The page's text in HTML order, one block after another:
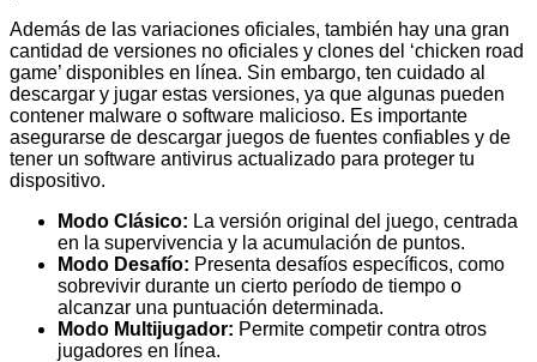
Además de las variaciones oficiales, también hay una gran
cantidad de versiones no oficiales y clones del ‘chicken road
game’ disponibles en línea. Sin embargo, ten cuidado al
descargar y jugar estas versiones, ya que algunas pueden
contener malware o software malicioso. Es importante
asegurarse de descargar juegos de fuentes confiables y de
tener un software antivirus actualizado para proteger tu
dispositivo.
Modo Clásico: La versión original del juego, centrada
en la supervivencia y la acumulación de puntos.
Modo Desafío: Presenta desafíos específicos, como
sobrevivir durante un cierto período de tiempo o
alcanzar una puntuación determinada.
Modo Multijugador: Permite competir contra otros
jugadores en línea.